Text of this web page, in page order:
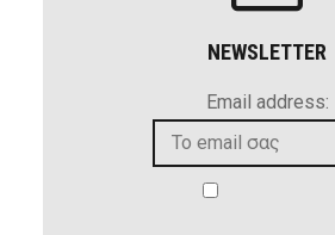
NEWSLETTER
Email address: